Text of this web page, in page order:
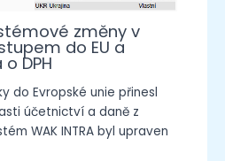
změny v
do EU a
DPH
do Evropské unie přinesl
účetnictví a daně z
WAK INTRA byl upraven